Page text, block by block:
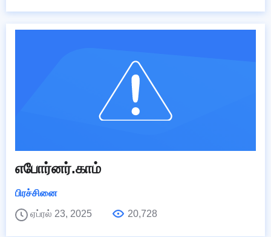
எபோர்னர்.காம்
பிரச்சினை
ஏப்ரல் 23, 2025
20,728